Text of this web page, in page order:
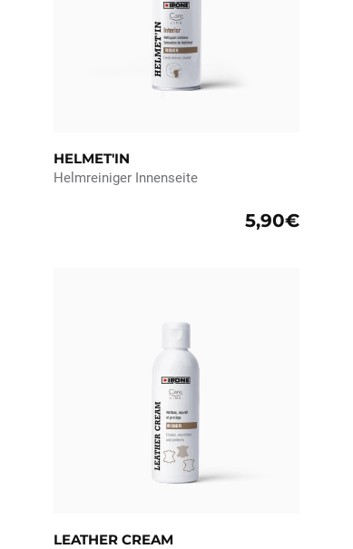
HELMET'IN
Helmreiniger Innenseite
5,90€
LEATHER CREAM